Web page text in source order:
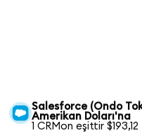
Salesforce (Ondo
Amerikan Doları'na
1 CRMon eşittir $193,12